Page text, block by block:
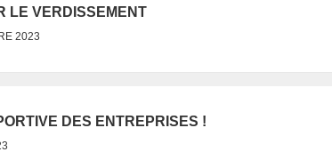
LE VERDISSEMENT
2023
DES ENTREPRISES !